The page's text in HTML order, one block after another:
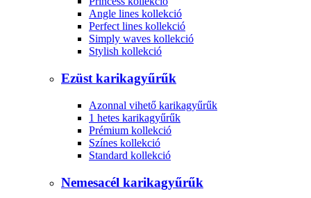
Angle lines kollekció
Perfect lines kollekció
Simply waves kollekció
Stylish kollekció
Ezüst karikagyűrűk
Azonnal vihető karikagyűrűk
1 hetes karikagyűrűk
Prémium kollekció
Színes kollekció
Standard kollekció
Nemesacél karikagyűrűk